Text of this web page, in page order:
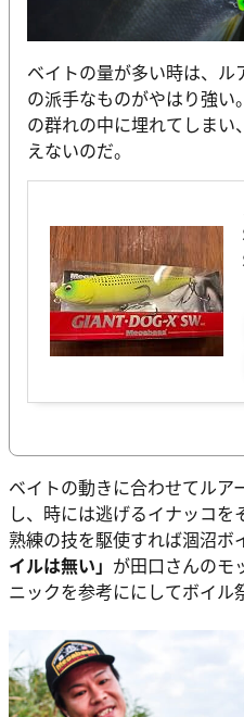
ベイトの量が多い時は、
の派手なものがやはり強い
の群れの中に埋れてしまい
えないのだ。
ベイトの動きに合わせてル
し、時には逃げるイナッコを
熟練の技を駆使すれば涸沼ボ
イルは無い」 が田口さんのモ
ニックを参考ににしてボイル